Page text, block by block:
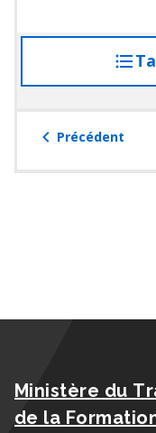
Précédent
Ministère du
de la